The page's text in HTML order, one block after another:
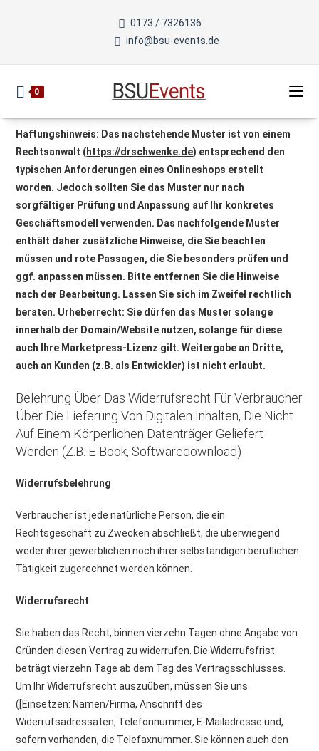
0173 / 7326136
info@bsu-events.de
0
Haftungshinweis: Das nachstehende Muster ist von einem
Rechtsanwalt (https://drschwenke.de) entsprechend den
typischen Anforderungen eines Onlineshops erstellt
worden. Jedoch sollten Sie das Muster nur nach
sorgfältiger Prüfung und Anpassung auf Ihr konkretes
Geschäftsmodell verwenden. Das nachfolgende Muster
enthält daher zusätzliche Hinweise, die Sie beachten
müssen und rote Passagen, die Sie besonders prüfen und
ggf. anpassen müssen. Bitte entfernen Sie die Hinweise
nach der Bearbeitung. Lassen Sie sich im Zweifel rechtlich
beraten. Urheberrecht: Sie dürfen das Muster solange
innerhalb der Domain/Website nutzen, solange für diese
auch Ihre Marketpress-Lizenz gilt. Weitergabe an Dritte,
auch an Kunden (z.B. als Entwickler) ist nicht erlaubt.
Belehrung Über Das Widerrufsrecht Für Verbraucher
Über Die Lieferung Von Digitalen Inhalten, Die Nicht
Auf Einem Körperlichen Datenträger Geliefert
Werden (z.B. E-Book, Softwaredownload)
Widerrufsbelehrung
Verbraucher ist jede natürliche Person, die ein
Rechtsgeschäft zu Zwecken abschließt, die überwiegend
weder ihrer gewerblichen noch ihrer selbständigen beruflichen
Tätigkeit zugerechnet werden können.
Widerrufsrecht
Sie haben das Recht, binnen vierzehn Tagen ohne Angabe von
Gründen diesen Vertrag zu widerrufen. Die Widerrufsfrist
beträgt vierzehn Tage ab dem Tag des Vertragsschlusses.
Um Ihr Widerrufsrecht auszuüben, müssen Sie uns
([Einsetzen: Namen/Firma, Anschrift des
Widerrufsadressaten, Telefonnummer, E-Mailadresse und,
sofern vorhanden, die Telefaxnummer. Sie können auch den